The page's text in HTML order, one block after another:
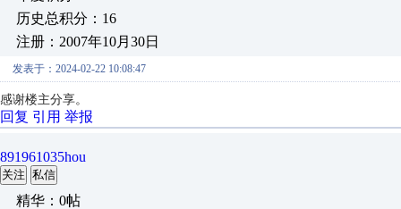
历史总积分：16
注册：2007年10月30日
发表于：2024-02-22 10:08:47
感谢楼主分享。
回复 引用 举报
891961035hou
关注 私信
精华：0帖